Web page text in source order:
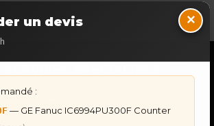
un devis ×
:
— GE Fanuc IC6994PU300F Counter